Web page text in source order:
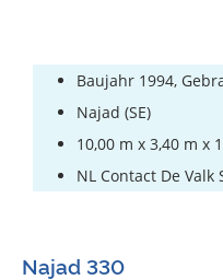
Baujahr 1994,
Najad (SE)
10,00 m x 3,40 m x
NL Contact De
Najad 330